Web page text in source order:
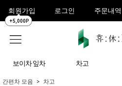
회원가입
+5,000P
로그인 주문내역
보이차 잎차 차고
간편차 모음 차고